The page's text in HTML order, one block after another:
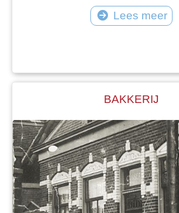
het openbare muziekkorps de
Woudsend en ook van De
voordrachten en muziek op lier
Lees meer
BAKKERIJ